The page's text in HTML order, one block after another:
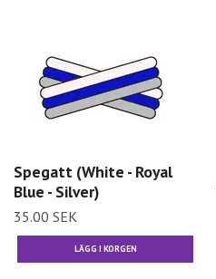
Spegatt (White - Royal
Blue - Silver)
35.00 SEK